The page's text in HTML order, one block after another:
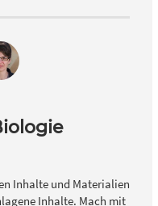
Inhalte und Materialien
Inhalte. Mach mit